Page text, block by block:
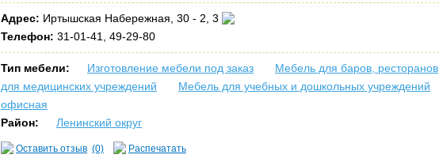
Адрес: Иртышская Набережная, 30 - 2, 3
Телефон: 31-01-41, 49-29-80
Тип мебели: Изготовление мебели под заказ Мебель для баров, ресторанов
для медицинских учреждений
Мебель для учебных и дошкольных учреждений
офисная
Район:
Ленинский округ
Оставить отзыв (0) Распечатать